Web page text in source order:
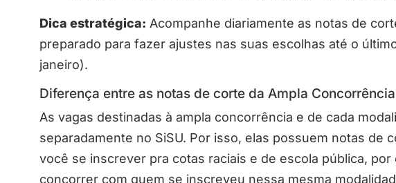
Dica estratégica: Acompanhe diariamente as notas de
preparado para fazer ajustes nas suas escolhas até o
janeiro).
Diferença entre as notas de corte da Ampla
As vagas destinadas à ampla concorrência e de cada
separadamente no SiSU. Por isso, elas possuem notas de
você se inscrever pra cotas raciais e de escola pública,
concorrer com quem se inscreveu nessa mesma